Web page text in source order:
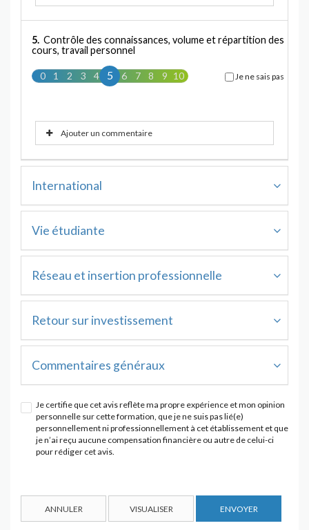
5. Contrôle des connaissances, volume et répartition des
cours, travail personnel
5
0 1 2 3 4 5 6 7 8 9 10 Je ne sais pas
Ajouter un commentaire
International
Vie étudiante
Réseau et insertion professionnelle
Retour sur investissement
Commentaires généraux
Je certifie que cet avis reflète ma propre expérience et mon opinion
personnelle sur cette formation, que je ne suis pas lié(e)
personnellement ni professionnellement à cet établissement et que
je n’ai reçu aucune compensation financière ou autre de celui-ci
pour rédiger cet avis.
ANNULER VISUALISER ENVOYER